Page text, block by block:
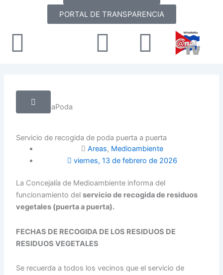
PORTAL DE TRANSPARENCIA
FacebookYoutube
Servicio de recogida de poda puerta a puerta
Areas, Medioambiente
viernes, 13 de febrero de 2026
La Concejalía de Medioambiente informa del
funcionamiento delservicio de recogida de residuos
vegetales (puerta a puerta).
FECHAS DE RECOGIDA DE LOS RESIDUOS DE
RESIDUOS VEGETALES
Se recuerda a todos los vecinos que el servicio de